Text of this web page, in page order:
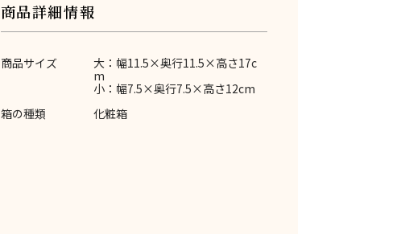
商品詳細情報
商品サイズ
大：幅11.5×奥行11.5×高さ17c
m
小：幅7.5×奥行7.5×高さ12cm
箱の種類
化粧箱